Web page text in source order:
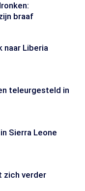
braaf
naar Liberia
teleurgesteld in
Sierra Leone
zich verder